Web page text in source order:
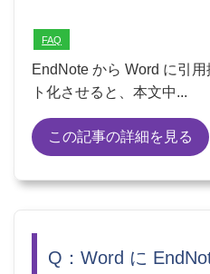
FAQ
EndNote から Word に引
ト化させると、本文中...
この記事の詳細を見る
Q：Word に